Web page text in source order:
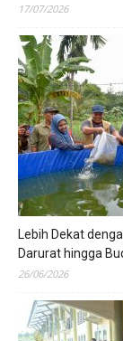
17/07/2026
Lebih Dekat
Darurat hingga
26/06/2026